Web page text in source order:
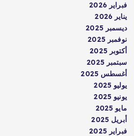
فبراير 2026
يناير 2026
ديسمبر 2025
نوفمبر 2025
أكتوبر 2025
سبتمبر 2025
أغسطس 2025
يوليو 2025
يونيو 2025
مايو 2025
أبريل 2025
فبراير 2025